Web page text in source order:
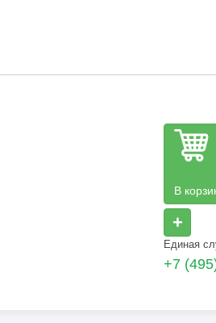
В
+
Единая
+7